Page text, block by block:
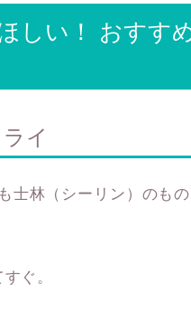
しい！ おすす
イ
士林（シーリン）のも
ぐ。